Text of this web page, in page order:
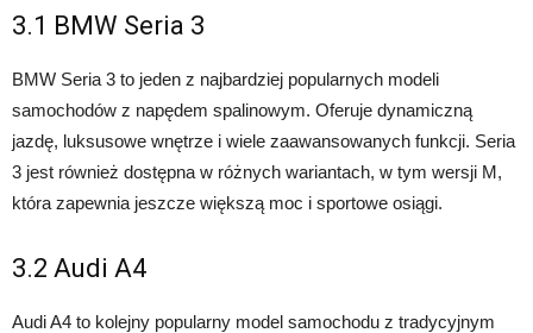
3.1 BMW Seria 3
BMW Seria 3 to jeden z najbardziej popularnych modeli
samochodów z napędem spalinowym. Oferuje dynamiczną
jazdę, luksusowe wnętrze i wiele zaawansowanych funkcji. Seria
3 jest również dostępna w różnych wariantach, w tym wersji M,
która zapewnia jeszcze większą moc i sportowe osiągi.
3.2 Audi A4
Audi A4 to kolejny popularny model samochodu z tradycyjnym